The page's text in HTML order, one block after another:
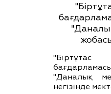
"Даналық
негізінде